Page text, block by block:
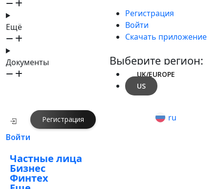
Ещё
Документы
Регистрация
Войти
Скачать приложение
Выберите регион:
UK/EUROPE
US
Войти
Регистрация ru
Частные лица
Бизнес
Финтех